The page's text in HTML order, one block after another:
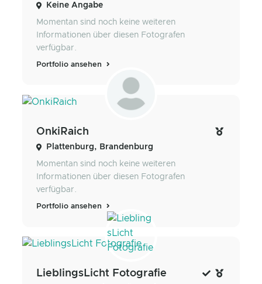
Keine Angabe
Momentan sind noch keine weiteren
Informationen über diesen Fotografen
verfügbar.
Portfolio ansehen
OnkiRaich
Plattenburg, Brandenburg
Momentan sind noch keine weiteren
Informationen über diesen Fotografen
verfügbar.
Portfolio ansehen
LieblingsLicht Fotografie